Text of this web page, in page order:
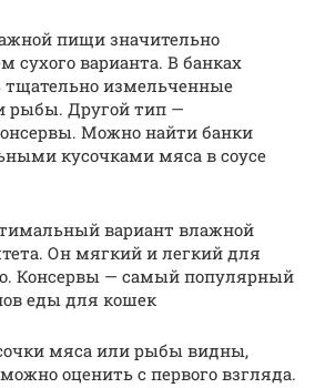
пищи значительно
сухого варианта. В банках
тщательно измельченные
рыбы. Другой тип —
Можно найти банки
кусочками мяса в соусе
вариант влажной
Он мягкий и легкий для
Консервы — самый популярный
еды для кошек
мяса или рыбы видны,
оценить с первого взгляда.